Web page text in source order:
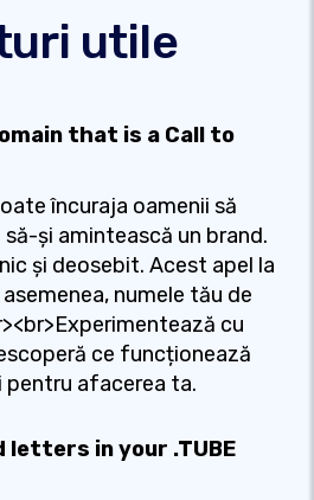
utile
that is a Call to
încuraja oamenii să
și amintească un brand.
și deosebit. Acest apel la
numele tău de
cu
ce funcționează
afacerea ta.
letters in your .TUBE